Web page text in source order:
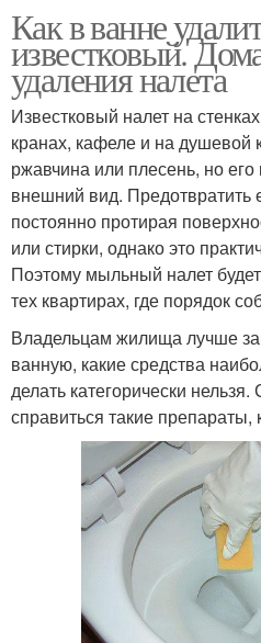
Как в ванне
известковый.
удаления налета
Известковый налет на
кранах, кафеле и на душевой
ржавчина или плесень, но
внешний вид. Предотвратить
постоянно протирая
или стирки, однако это
Поэтому мыльный налет
тех квартирах, где порядок
Владельцам жилища лучше
ванную, какие средства
делать категорически
справиться такие препараты,